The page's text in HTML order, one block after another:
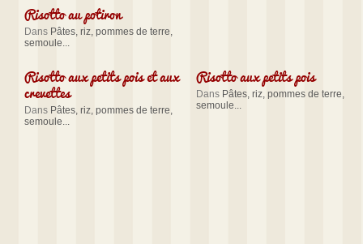
Risotto au potiron
Dans Pâtes, riz, pommes de terre,
semoule...
Risotto aux petits pois et aux
crevettes
Dans Pâtes, riz, pommes de terre,
semoule...
Risotto aux petits pois
Dans Pâtes, riz, pommes de terre,
semoule...